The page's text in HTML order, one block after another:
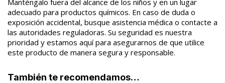
Manténgalo fuera del alcance de los niños y en un lugar
adecuado para productos químicos. En caso de duda o
exposición accidental, busque asistencia médica o contacte a
las autoridades reguladoras. Su seguridad es nuestra
prioridad y estamos aquí para asegurarnos de que utilice
este producto de manera segura y responsable.
También te recomendamos…